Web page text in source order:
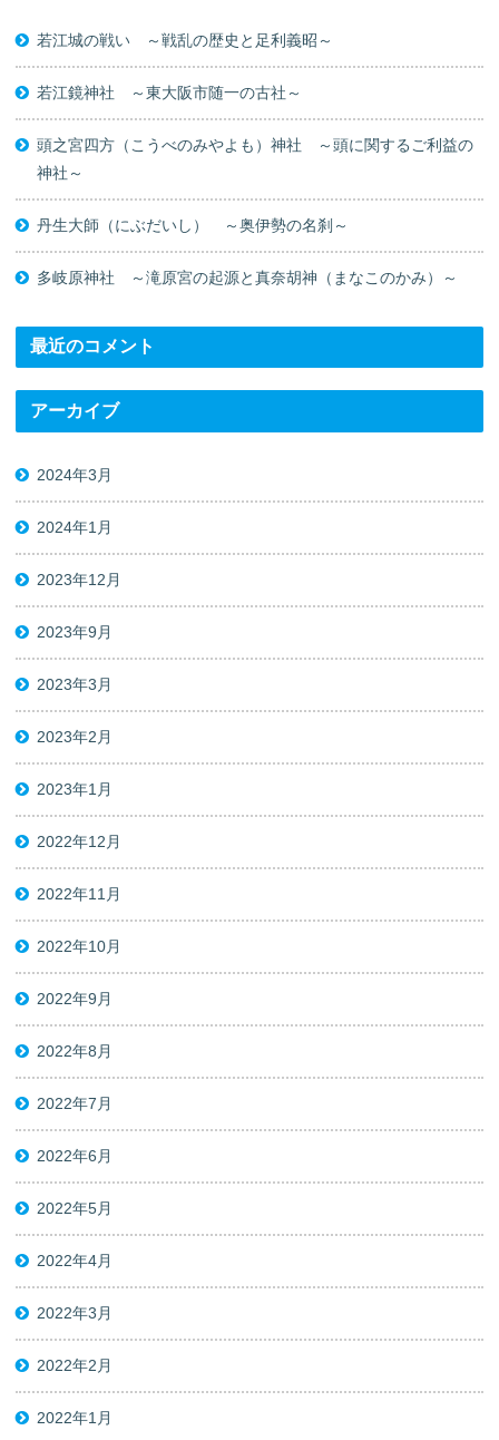
若江城の戦い ～戦乱の歴史と足利義昭～
若江鏡神社 ～東大阪市随一の古社～
頭之宮四方（こうべのみやよも）神社 ～頭に関するご利益の
神社～
丹生大師（にぶだいし） ～奥伊勢の名刹～
多岐原神社 ～滝原宮の起源と真奈胡神（まなこのかみ）～
最近のコメント
アーカイブ
2024年3月
2024年1月
2023年12月
2023年9月
2023年3月
2023年2月
2023年1月
2022年12月
2022年11月
2022年10月
2022年9月
2022年8月
2022年7月
2022年6月
2022年5月
2022年4月
2022年3月
2022年2月
2022年1月